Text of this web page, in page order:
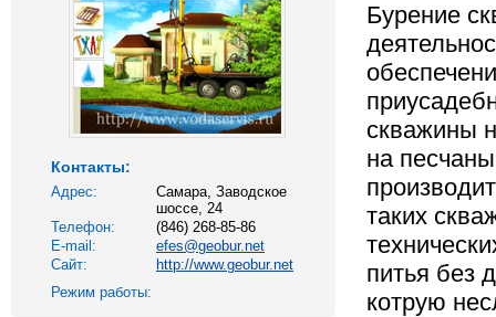
Контакты:
Адрес:
Самара, Заводское
шоссе, 24
Телефон:
(846) 268-85-86
E-mail:
efes@geobur.net
Сайт:
http://www.geobur.net
Режим работы:
Бурение
скважины
на
таких
питья без
котрую